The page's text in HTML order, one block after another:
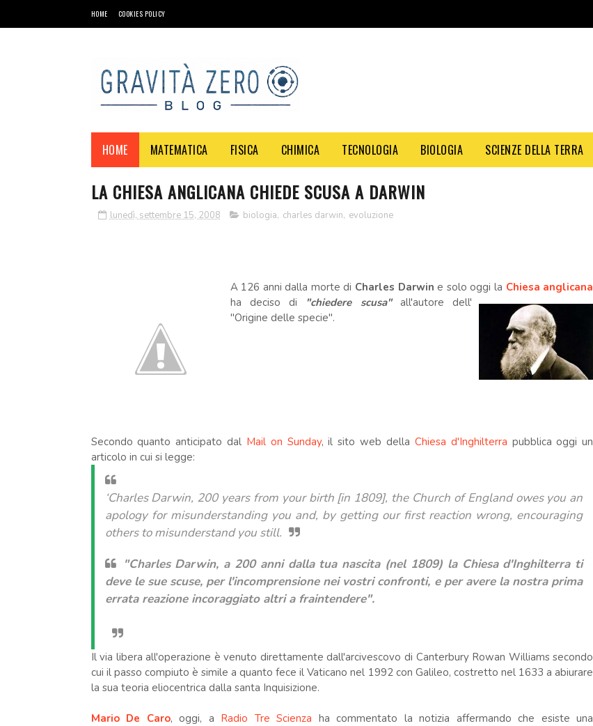
HOME COOKIES POLICY
HOME MATEMATICA FISICA CHIMICA TECNOLOGIA BIOLOGIA SCIENZE DELLA TERRA
LA CHIESA ANGLICANA CHIEDE SCUSA A DARWIN
lunedì, settembre 15, 2008 biologia, charles darwin, evoluzione
A 126 anni dalla morte di Charles Darwine solo oggi la Chiesa anglicana
ha deciso di "chiedere scusa" all'autore dell'
"Origine delle specie".
Secondo quanto anticipato dal Mail on Sunday, il sito web della Chiesa d'Inghilterra pubblica oggi un
articolo in cui si legge:
‘Charles Darwin, 200 years from your birth [in 1809], the Church of England owes you an
apology for misunderstanding you and, by getting our first reaction wrong, encouraging
others to misunderstand you still.
"Charles Darwin, a 200 anni dalla tua nascita (nel 1809) la Chiesa d'Inghilterra ti
deve le sue scuse, per l'incomprensione nei vostri confronti, e per avere la nostra prima
errata reazione incoraggiato altri a fraintendere".
Il via libera all'operazione è venuto direttamente dall'arcivescovo di Canterbury Rowan Williams secondo
cui il passo compiuto è simile a quanto fece il Vaticano nel 1992 con Galileo, costretto nel 1633 a abiurare
la sua teoria eliocentrica dalla santa Inquisizione.
Mario De Caro, oggi, a Radio Tre Scienza ha commentato la notizia affermando che esiste una